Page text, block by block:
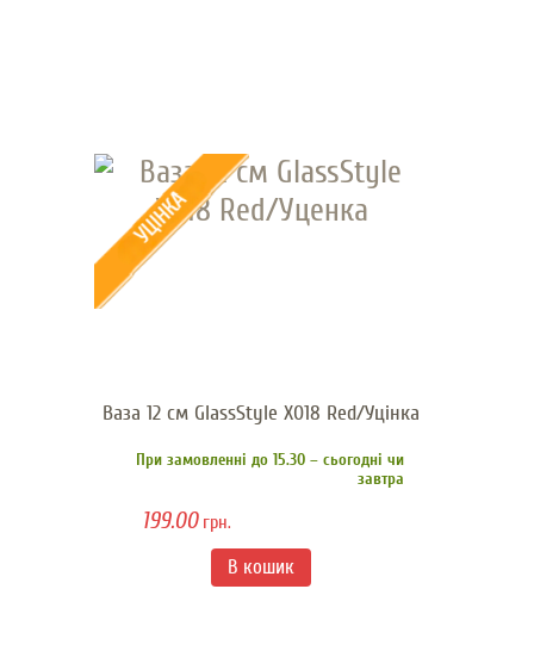
Ваза 12 см GlassStyle Х018 Red/Уцінка
При замовленні до 15.30 – сьогодні чи
завтра
199.00грн.